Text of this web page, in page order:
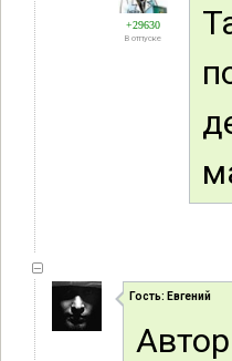
+29630
В отпуске
Гость: Евгений